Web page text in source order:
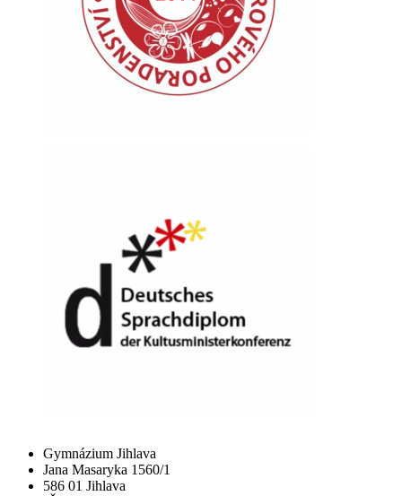
Gymnázium Jihlava
Jana Masaryka 1560/1
586 01 Jihlava